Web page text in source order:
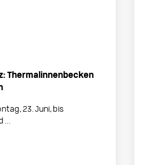
Thermalinnenbecken
23. Juni, bis
...